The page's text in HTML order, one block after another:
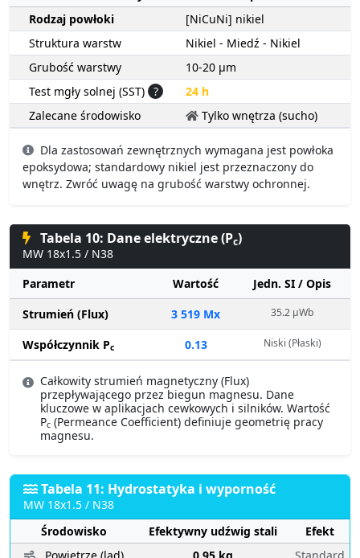
Rodzaj powłoki
[NiCuNi] nikiel
Struktura warstw
Nikiel - Miedź - Nikiel
Grubość warstwy
10-20 µm
Test mgły solnej (SST) ?
24 h
Zalecane środowisko
Tylko wnętrza (sucho)
Dla zastosowań zewnętrznych wymagana jest powłoka
epoksydowa; standardowy nikiel jest przeznaczony do
wnętrz. Zwróć uwagę na grubość warstwy ochronnej.
Tabela 10: Dane elektryczne (Pc)
MW 18x1.5 / N38
Parametr
Wartość
Jedn. SI / Opis
Strumień (Flux)
3 519 Mx 35.2 µWb
Współczynnik Pc 0.13 Niski (Płaski)
Całkowity strumień magnetyczny (Flux)
przepływającego przez biegun magnesu. Dane
kluczowe w aplikacjach cewkowych i silników. Wartość
Pc (Permeance Coefficient) definiuje geometrię pracy
magnesu.
Tabela 11: Hydrostatyka i wyporność
MW 18x1.5 / N38
Środowisko
Efektywny udźwig stali
Efekt